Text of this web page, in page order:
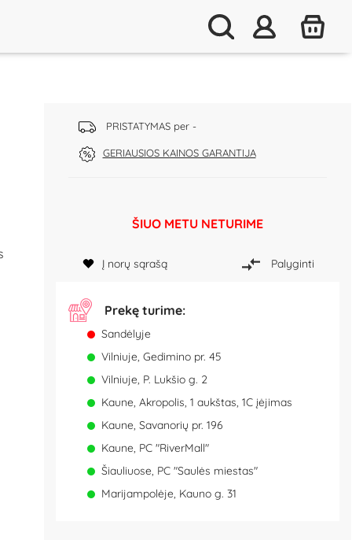
PRISTATYMAS per -
GERIAUSIOS KAINOS GARANTIJA
ŠIUO METU NETURIME
Į norų sąrašą Palyginti
Prekę turime:
Sandėlyje
Vilniuje, Gedimino pr. 45
Vilniuje, P. Lukšio g. 2
Kaune, Akropolis, 1 aukštas, 1C įėjimas
Kaune, Savanorių pr. 196
Kaune, PC "RiverMall"
Šiauliuose, PC "Saulės miestas"
Marijampolėje, Kauno g. 31